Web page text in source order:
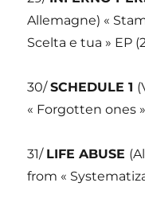
Allemagne) «
Scelta e tua » EP
30/SCHEDULE 1
« Forgotten ones
31/ LIFE ABUSE
from «